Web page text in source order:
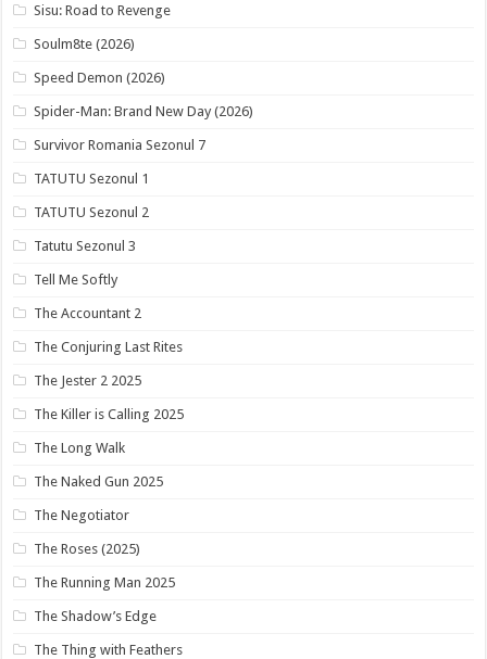
Sisu: Road to Revenge
Soulm8te (2026)
Speed Demon (2026)
Spider-Man: Brand New Day (2026)
Survivor Romania Sezonul 7
TATUTU Sezonul 1
TATUTU Sezonul 2
Tatutu Sezonul 3
Tell Me Softly
The Accountant 2
The Conjuring Last Rites
The Jester 2 2025
The Killer is Calling 2025
The Long Walk
The Naked Gun 2025
The Negotiator
The Roses (2025)
The Running Man 2025
The Shadow’s Edge
The Thing with Feathers